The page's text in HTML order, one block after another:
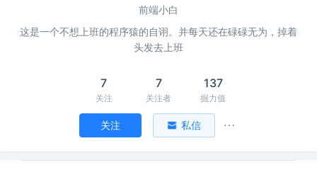
前端小白
这是一个不想上班的程序猿的自诩。并每天还在碌碌无为，掉着
头发去上班
7
关注
7
关注者
137
掘力值
关注 私信